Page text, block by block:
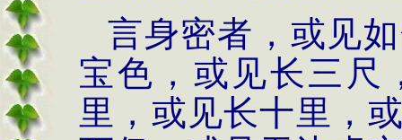
言身密者，或见
宝色，或见长三尺
里，或见长十里，